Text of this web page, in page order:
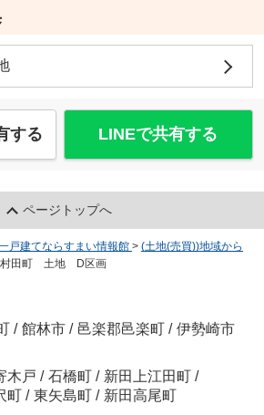
する LINEで共有する
ページトップへ
戸建てならすまい情報館 > (土地(売買))地域から
村田町 土地 D区画
/ 館林市 / 邑楽郡邑楽町 / 伊勢崎市
木戸 / 石橋町 / 新田上江田町 /
町 / 東矢島町 / 新田高尾町